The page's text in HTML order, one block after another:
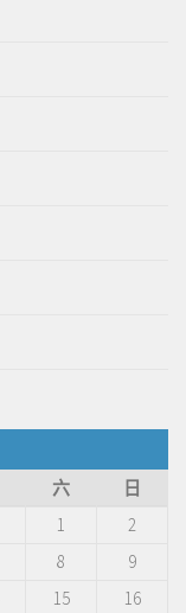
六
日
1
2
8
9
15
16